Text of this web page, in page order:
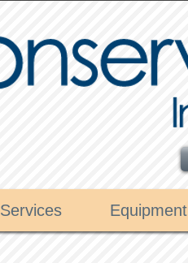
Services Equipment